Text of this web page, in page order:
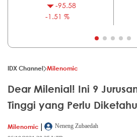
-95.58
-1.51 %
IDX Channel Milenomic
Dear Milenial! Ini 9
Tinggi yang Perlu
Milenomic |
Neneng Zubaedah